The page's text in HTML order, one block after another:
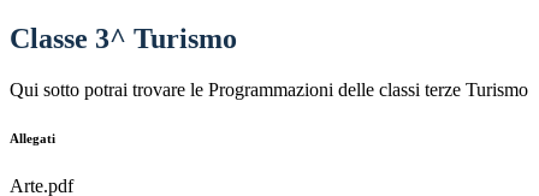
Classe 3^ Turismo
Qui sotto potrai trovare le Programmazioni delle classi terze Turismo
Allegati
Arte.pdf